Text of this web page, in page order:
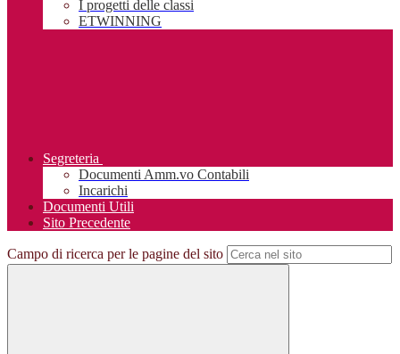
I progetti delle classi
ETWINNING
Segreteria
Documenti Amm.vo Contabili
Incarichi
Documenti Utili
Sito Precedente
Campo di ricerca per le pagine del sito